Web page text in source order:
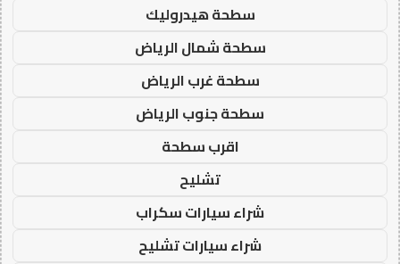
سطحة هيدروليك
سطحة شمال الرياض
سطحة غرب الرياض
سطحة جنوب الرياض
اقرب سطحة
تشليح
شراء سيارات سكراب
شراء سيارات تشليح